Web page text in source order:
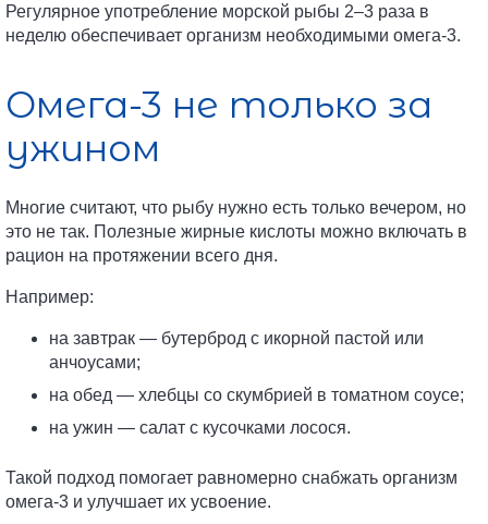
Регулярное употребление морской рыбы 2–3 раза в
неделю обеспечивает организм необходимыми омега-3.
Омега-3 не только за
ужином
Многие считают, что рыбу нужно есть только вечером, но
это не так. Полезные жирные кислоты можно включать в
рацион на протяжении всего дня.
Например:
на завтрак — бутерброд с икорной пастой или
анчоусами;
на обед — хлебцы со скумбрией в томатном соусе;
на ужин — салат с кусочками лосося.
Такой подход помогает равномерно снабжать организм
омега-3 и улучшает их усвоение.